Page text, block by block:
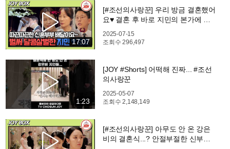
17:07
[#조선의사랑꾼] 우리 방금 결혼했어
요♥ 결혼 후 바로 지민의 본가에 방
OSUNJOY (TV CHOSUN 250714 방
2025-07-15
조회수296,497
1:23
[JOY #Shorts] 어떡해 진짜... #조선
의사랑꾼
2025-05-07
조회수2,148,149
[#조선의사랑꾼] 아무도 안 온 강은
비의 결혼식...? 안절부절한 신부와